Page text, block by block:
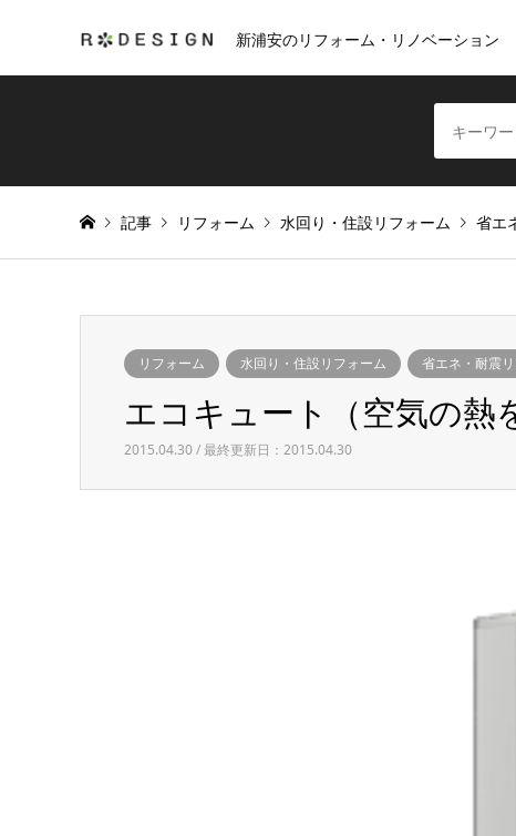
新浦安のリフォーム・リノベーション
記事 リフォーム 水回り・住設リフォーム 省エ
リフォーム 水回り・住設リフォーム 省エネ・耐震
エコキュート（空気の熱
2015.04.30 / 最終更新日：2015.04.30